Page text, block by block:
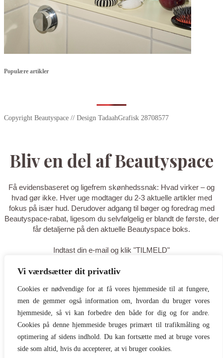
Vi værdsætter dit privatliv
Cookies er nødvendige for at få vores hjemmeside til at fungere,
men de gemmer også information om, hvordan du bruger vores
hjemmeside, så vi kan forbedre den både for dig og for andre.
Cookies på denne hjemmeside bruges primært til trafikmåling og
optimering af sidens indhold. Du kan fortsætte med at bruge vores
side som altid, hvis du accepterer, at vi bruger cookies.
Populære artikler
Copyright Beautyspace // Design TadaahGrafisk 28708577
Bliv en del af Beautyspace
Få evidensbaseret og ligefrem skønhedssnak: Hvad virker – og
hvad gør ikke. Hver uge modtager du 2-3 aktuelle artikler med
fokus på især hud. Derudover adgang til bøger og foredrag med
Beautyspace-rabat, ligesom du selvfølgelig er blandt de første, der
får detaljerne på den aktuelle Beautyspace boks.
Indtast din e-mail og klik "TILMELD"
TILMELD
Tak for din tilmelding - du er nu på
listen! Tilføj gerne
hello@beautyspace.dk til dine